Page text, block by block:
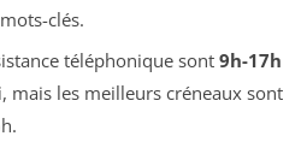
clés.
téléphonique sont 9h-17h
, mais les meilleurs créneaux sont